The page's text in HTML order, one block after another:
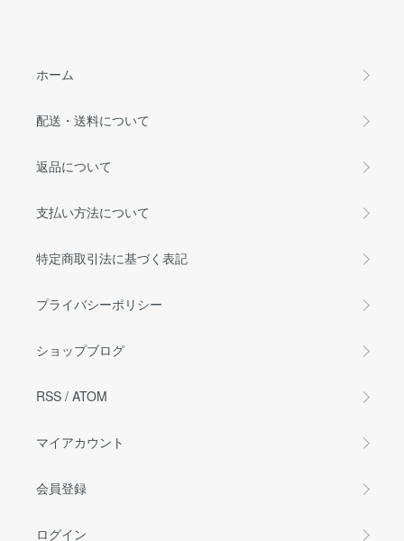
ホーム
配送・送料について
返品について
支払い方法について
特定商取引法に基づく表記
プライバシーポリシー
ショップブログ
RSS / ATOM
マイアカウント
会員登録
ログイン